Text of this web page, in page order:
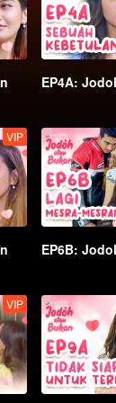
EP4A:
VIP
EP6B:
VIP